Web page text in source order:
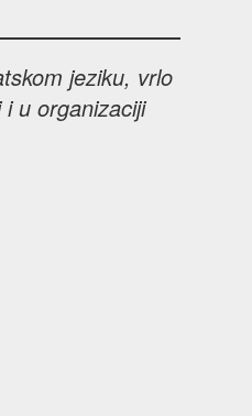
jeziku, vrlo
u organizaciji